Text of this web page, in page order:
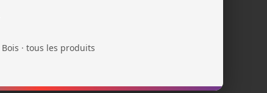
Bois · tous les produits